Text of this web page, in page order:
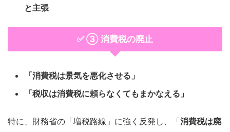
と主張
✅ ③ 消費税の廃止
「消費税は景気を悪化させる」
「税収は消費税に頼らなくてもまかなえる」
特に、財務省の「増税路線」に強く反発し、「消費税は廃